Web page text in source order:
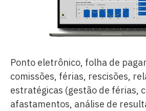
Ponto eletrônico, folha de
comissões, férias, rescisões,
estratégicas (gestão de férias,
afastamentos, análise de